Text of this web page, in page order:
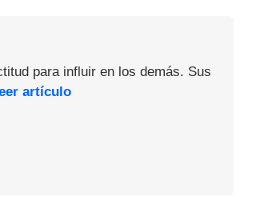
para influir en los demás. Sus
artículo